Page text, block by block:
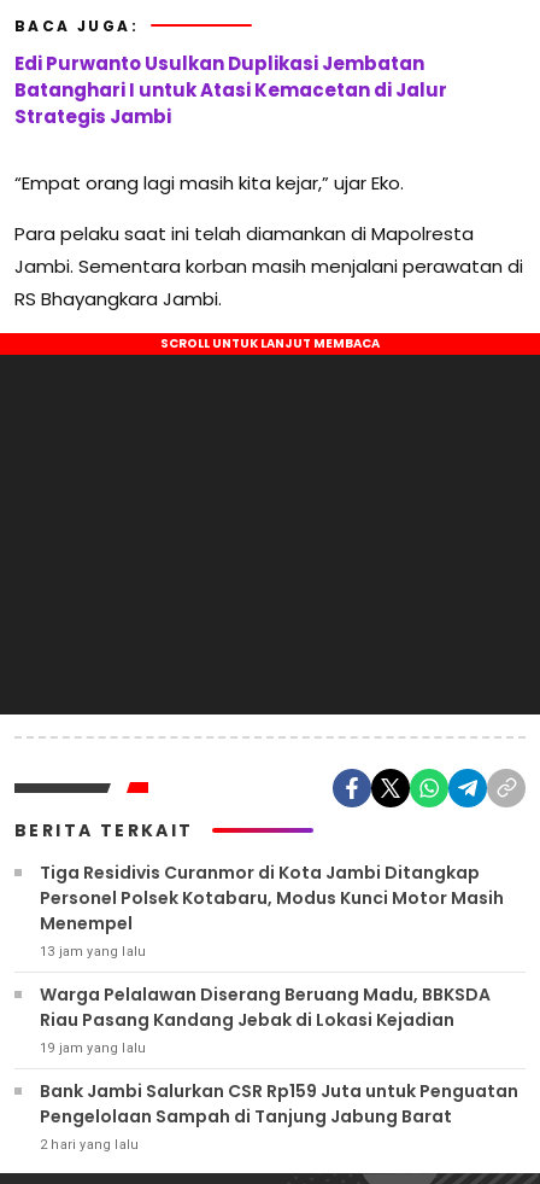
BACA JUGA:
Edi Purwanto Usulkan Duplikasi Jembatan
Batanghari I untuk Atasi Kemacetan di Jalur
Strategis Jambi
“Empat orang lagi masih kita kejar,” ujar Eko.
Para pelaku saat ini telah diamankan di Mapolresta
Jambi. Sementara korban masih menjalani perawatan di
RS Bhayangkara Jambi.
BERITA TERKAIT
Tiga Residivis Curanmor di Kota Jambi Ditangkap
Personel Polsek Kotabaru, Modus Kunci Motor Masih
Menempel
13 jam yang lalu
Warga Pelalawan Diserang Beruang Madu, BBKSDA
Riau Pasang Kandang Jebak di Lokasi Kejadian
19 jam yang lalu
Bank Jambi Salurkan CSR Rp159 Juta untuk Penguatan
Pengelolaan Sampah di Tanjung Jabung Barat
2 hari yang lalu